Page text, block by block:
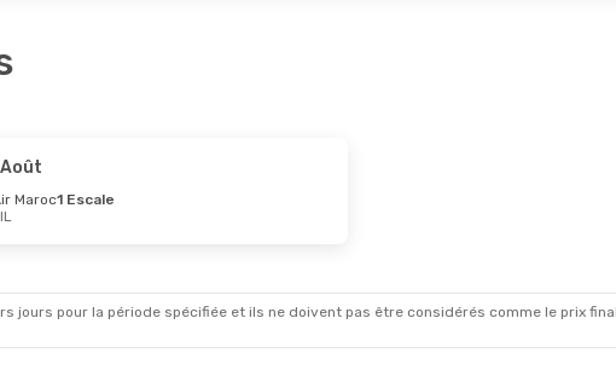
Maroc1 Escale
pour la période spécifiée et ils ne doivent pas être considérés comme le prix